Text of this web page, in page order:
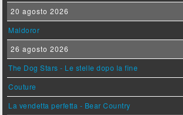
20 agosto 2026
Maldoror
26 agosto 2026
The Dog Stars - Le stelle dopo la fine
Couture
La vendetta perfetta - Bear Country